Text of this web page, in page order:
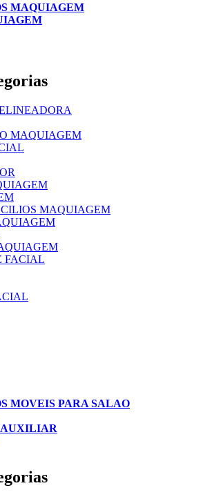
MAQUIAGEM
MAQUIAGEM
MAQUIAGEM
FACIAL
MOVEIS PARA SALAO